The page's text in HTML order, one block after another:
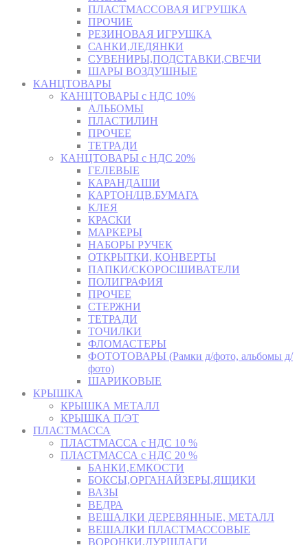
ПЛАСТМАССОВАЯ ИГРУШКА
ПРОЧИЕ
РЕЗИНОВАЯ ИГРУШКА
САНКИ,ЛЕДЯНКИ
СУВЕНИРЫ,ПОДСТАВКИ,СВЕЧИ
ШАРЫ ВОЗДУШНЫЕ
КАНЦТОВАРЫ
КАНЦТОВАРЫ с НДС 10%
АЛЬБОМЫ
ПЛАСТИЛИН
ПРОЧЕЕ
ТЕТРАДИ
КАНЦТОВАРЫ с НДС 20%
ГЕЛЕВЫЕ
КАРАНДАШИ
КАРТОН/ЦВ.БУМАГА
КЛЕЯ
КРАСКИ
МАРКЕРЫ
НАБОРЫ РУЧЕК
ОТКРЫТКИ, КОНВЕРТЫ
ПАПКИ/СКОРОСШИВАТЕЛИ
ПОЛИГРАФИЯ
ПРОЧЕЕ
СТЕРЖНИ
ТЕТРАДИ
ТОЧИЛКИ
ФЛОМАСТЕРЫ
ФОТОТОВАРЫ (Рамки д/фото, альбомы д/
фото)
ШАРИКОВЫЕ
КРЫШКА
КРЫШКА МЕТАЛЛ
КРЫШКА П/ЭТ
ПЛАСТМАССА
ПЛАСТМАССА с НДС 10 %
ПЛАСТМАССА с НДС 20 %
БАНКИ,ЕМКОСТИ
БОКСЫ,ОРГАНАЙЗЕРЫ,ЯЩИКИ
ВАЗЫ
ВЕДРА
ВЕШАЛКИ ДЕРЕВЯННЫЕ, МЕТАЛЛ
ВЕШАЛКИ ПЛАСТМАССОВЫЕ
ВОРОНКИ,ДУРШЛАГИ